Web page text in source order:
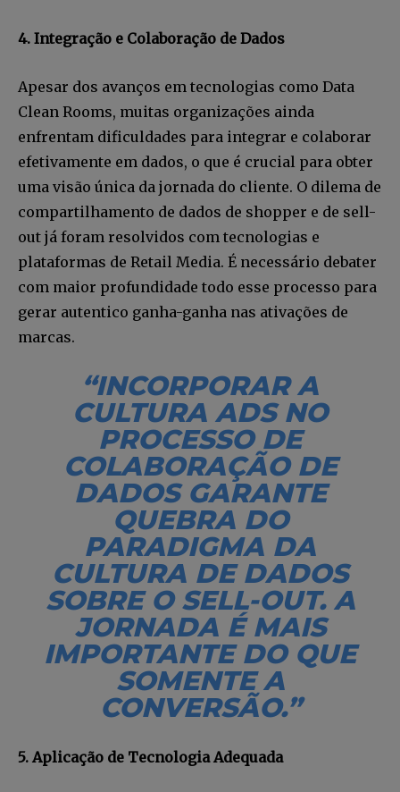
4. Integração e Colaboração de Dados
Apesar dos avanços em tecnologias como Data
Clean Rooms, muitas organizações ainda
enfrentam dificuldades para integrar e colaborar
efetivamente em dados, o que é crucial para obter
uma visão única da jornada do cliente. O dilema de
compartilhamento de dados de shopper e de sell-
out já foram resolvidos com tecnologias e
plataformas de Retail Media. É necessário debater
com maior profundidade todo esse processo para
gerar autentico ganha-ganha nas ativações de
marcas.
“INCORPORAR A
CULTURA ADS NO
PROCESSO DE
COLABORAÇÃO DE
DADOS GARANTE
QUEBRA DO
PARADIGMA DA
CULTURA DE DADOS
SOBRE O SELL-OUT. A
JORNADA É MAIS
IMPORTANTE DO QUE
SOMENTE A
CONVERSÃO.”
5. Aplicação de Tecnologia Adequada